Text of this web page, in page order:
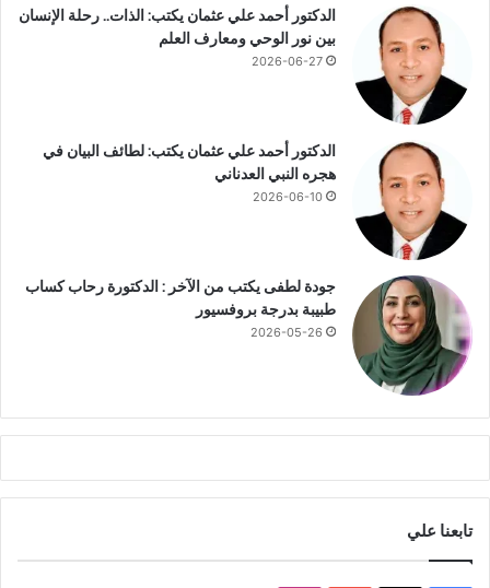
ي
س
ي
س
الدكتور أحمد علي عثمان يكتب: الذات.. رحلة الإنسان
بين نور الوحي ومعارف العلم
2026-06-27
الدكتور أحمد علي عثمان يكتب: لطائف البيان في
هجره النبي العدناني
2026-06-10
جودة لطفى يكتب من الآخر : الدكتورة رحاب كساب
طبيبة بدرجة بروفسيور
2026-05-26
تابعنا علي